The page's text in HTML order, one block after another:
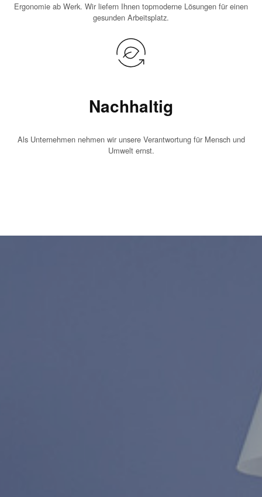
Ergonomie ab Werk. Wir liefern Ihnen topmoderne Lösungen für einen
gesunden Arbeitsplatz.
Nachhaltig
Als Unternehmen nehmen wir unsere Verantwortung für Mensch und
Umwelt ernst.